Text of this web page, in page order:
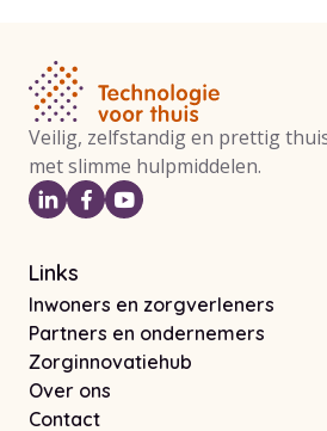
Veilig, zelfstandig en prettig
met slimme hulpmiddelen.
Links
Inwoners en zorgverleners
Partners en ondernemers
Zorginnovatiehub
Over ons
Contact